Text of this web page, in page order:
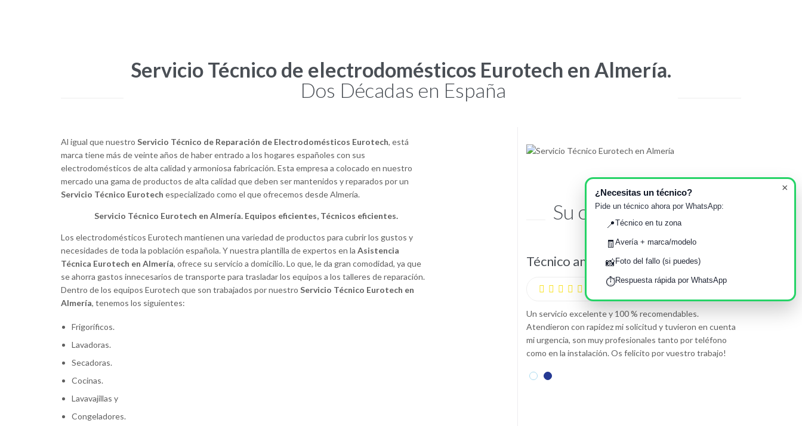
Servicio Técnico de electrodomésticos Eurotech en Almería.
Dos Décadas en España
Al igual que nuestro Servicio Técnico de Reparación de Electrodomésticos Eurotech, está
marca tiene más de veinte años de haber entrado a los hogares españoles con sus
electrodomésticos de alta calidad y armoniosa fabricación. Esta empresa a colocado en nuestro
mercado una gama de productos de alta calidad que deben ser mantenidos y reparados por un
Servicio Técnico Eurotech especializado como el que ofrecemos desde Almería.
Servicio Técnico Eurotech en Almería. Equipos eficientes, Técnicos eficientes.
Los electrodomésticos Eurotech mantienen una variedad de productos para cubrir los gustos y
necesidades de toda la población española. Y nuestra plantilla de expertos en la Asistencia
Técnica Eurotech en Almería, ofrece su servicio a domicilio. Lo que, le da gran comodidad, ya que
se ahorra gastos innecesarios de transporte para trasladar los equipos a los talleres de reparación.
Dentro de los equipos Eurotech que son trabajados por nuestro Servicio Técnico Eurotech en
Almería, tenemos los siguientes:
Frigoríficos.
Lavadoras.
Secadoras.
Cocinas.
Lavavajillas y
Congeladores.
Su opinión importa
Técnico amable y puntual
     —Alba Gonzalez
Atendieron con rapidez mi solicitud y tuvieron en cuenta
Servicio Técnico Profesional
     —Rubén Sánchez López
Técnico amable y puntual
     Alba Gonzalez
Un servicio excelente y 100 % recomendables.
Atendieron con rapidez mi solicitud y tuvieron en cuenta
mi urgencia, son muy profesionales tanto por teléfono
como en la instalación. Os felicito por vuestro trabajo!
×
¿Necesitas un técnico?
Pide un técnico ahora por WhatsApp:
📍Técnico en tu zona
🧾 Avería + marca/modelo
📸Foto del fallo (si puedes)
⏱️Respuesta rápida por WhatsApp